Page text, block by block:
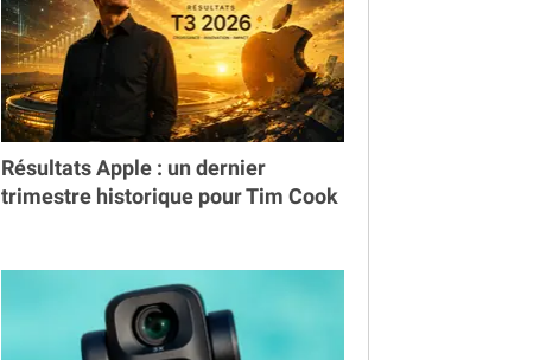
Résultats Apple : un dernier
trimestre historique pour Tim Cook